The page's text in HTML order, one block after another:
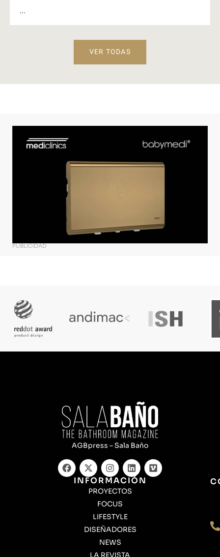
...
VER TODAS
PUBLICIDAD
AGBpress – Sala Baño
INFORMACIÓN
PROYECTOS
FOCUS
LIFESTYLE
DISEÑADORES
NEWS
LA REVISTA